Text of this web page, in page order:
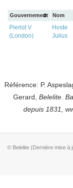
Gouvernement Nom
Pierlot V
(London)
Hoste
Julius
Référence: P.
Gerard, Belelite. B
depuis 1831,
© Belelite (Dernière mise à